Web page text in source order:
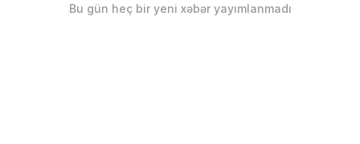
Bu gün heç bir yeni xəbər yayımlanmadı